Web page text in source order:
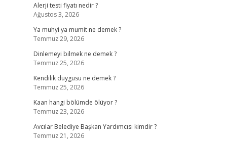
Alerji testi fiyatı nedir ?
Ağustos 3, 2026
Ya muhyi ya mumit ne demek ?
Temmuz 29, 2026
Dinlemeyi bilmek ne demek ?
Temmuz 25, 2026
Kendilik duygusu ne demek ?
Temmuz 25, 2026
Kaan hangi bölümde ölüyor ?
Temmuz 23, 2026
Avcılar Belediye Başkan Yardımcısı kimdir ?
Temmuz 21, 2026